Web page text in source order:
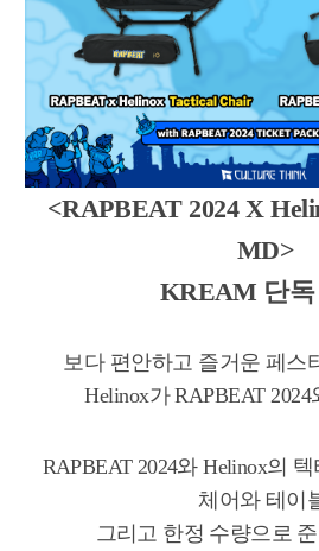
<RAPBEAT 2024 X
MD>
KREAM 단독
보다 편안하고 즐거운 페스
Helinox가 RAPBEAT
RAPBEAT 2024와 Helinox의
체어와 테이
그리고 한정 수량으로